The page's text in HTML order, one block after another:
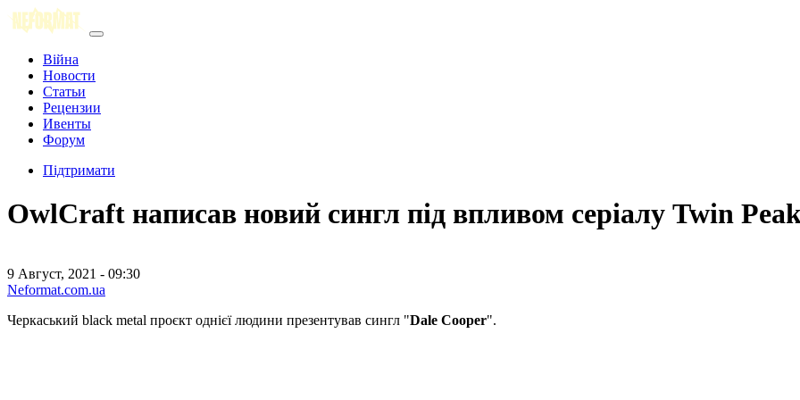
Війна
Новости
Статьи
Рецензии
Ивенты
Форум
Підтримати
OwlCraft написав новий сингл під впливом серіалу Twin
9 Август, 2021 - 09:30
Neformat.com.ua
Черкаський black metal проєкт однієї людини презентував сингл "Dale Cooper".